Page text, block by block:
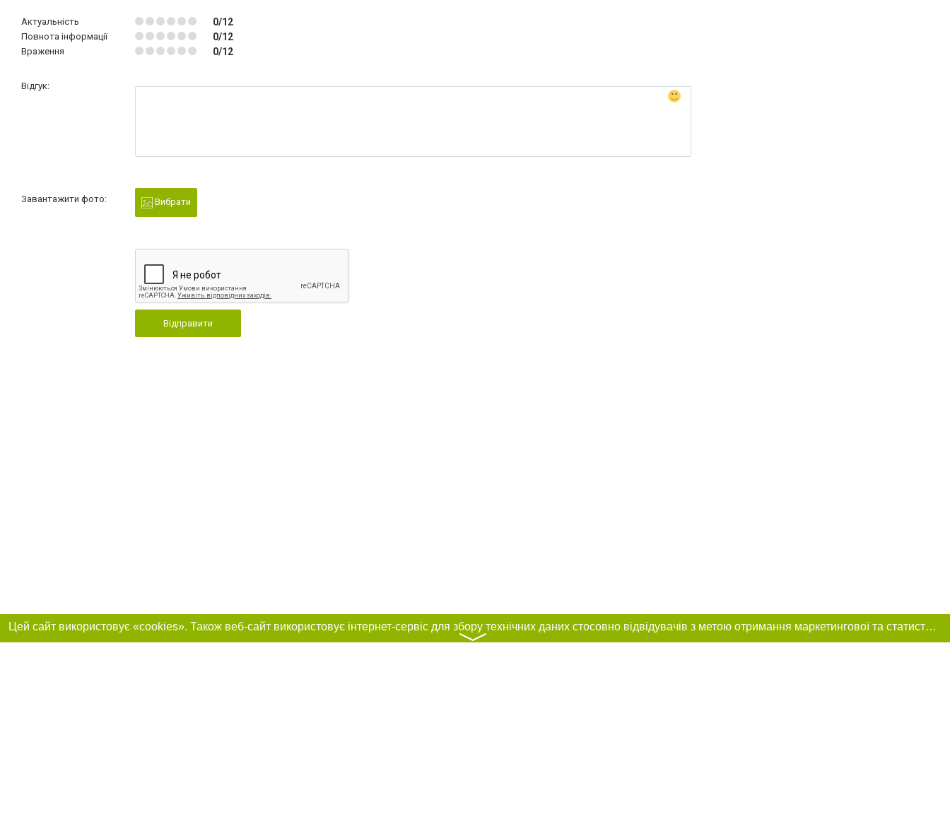
Актуальність 0/12
Повнота інформації 0/12
Враження 0/12
Відгук:
Завантажити фото: Вибрати
Відправити
Цей сайт використовує «cookies». Також веб-сайт використовує інтернет-сервіс для збору технічних даних стосовно відвідувачів з метою отримання маркетингової та статистичної інформації. Умови обробки даних відвідувачів сайту див.
〉